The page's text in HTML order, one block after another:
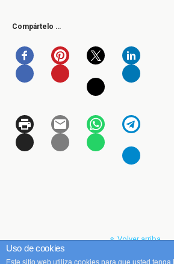
Compártelo …
Volver arriba
Uso de cookies
Este sitio web utiliza cookies para que usted